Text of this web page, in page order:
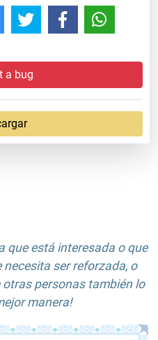
a bug
que está interesada o que
necesita ser reforzada, o
personas también lo
manera!